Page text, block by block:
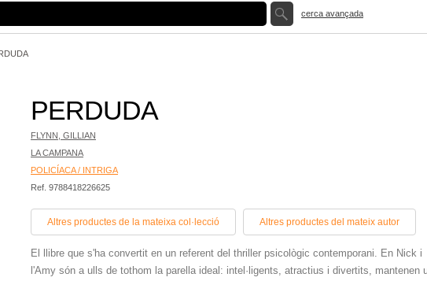
cerca avançada
PERDUDA
FLYNN, GILLIAN
LA CAMPANA
POLICÍACA / INTRIGA
Ref. 9788418226625
Altres productes de la mateixa col·lecció Altres productes del mateix autor
El llibre que s'ha convertit en un referent del thriller psicològic contemporani. En Nick i
l'Amy són a ulls de tothom la parella ideal: intel·ligents, atractius i divertits, mantenen